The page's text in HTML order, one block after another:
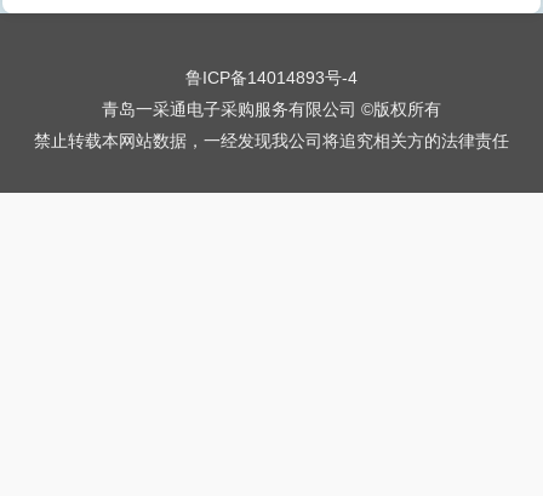
鲁ICP备14014893号-4
青岛一采通电子采购服务有限公司 ©版权所有
禁止转载本网站数据，一经发现我公司将追究相关方的法律责任